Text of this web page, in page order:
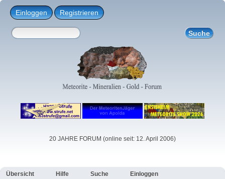
Einloggen Registrieren
20 JAHRE FORUM (online seit: 12. April 2006)
Übersicht Hilfe Suche Einloggen